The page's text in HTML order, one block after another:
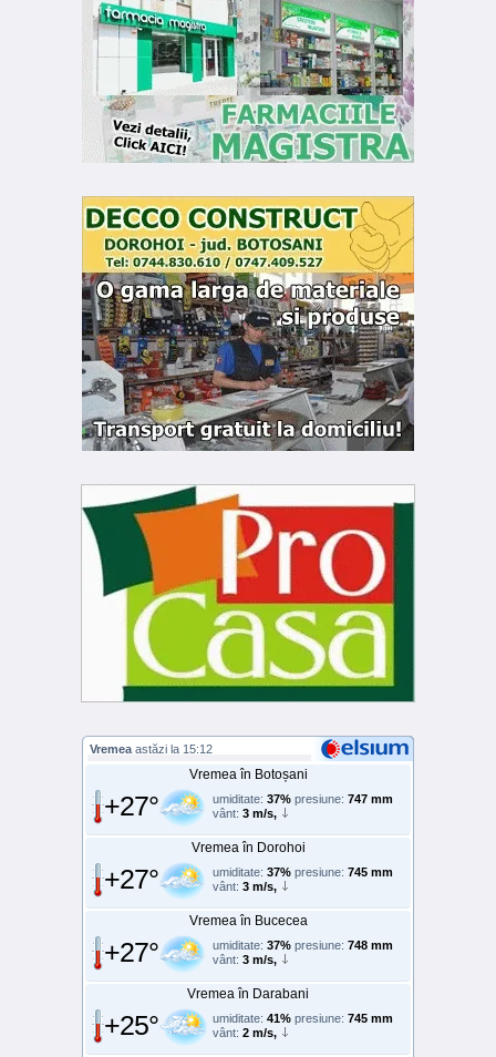
Vremea astăzi la 15:12
Vremea în Botoșani
+27° umiditate: 37% presiune: 747 mm
vânt: 3 m/s,
Vremea în Dorohoi
+27° umiditate: 37% presiune: 745 mm
vânt: 3 m/s,
Vremea în Bucecea
+27° umiditate: 37% presiune: 748 mm
vânt: 3 m/s,
Vremea în Darabani
+25° umiditate: 41% presiune: 745 mm
vânt: 2 m/s,